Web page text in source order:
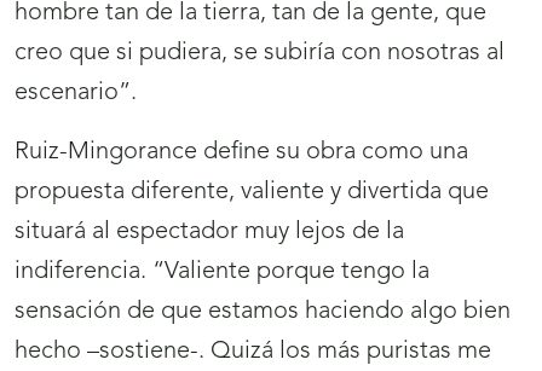
hombre tan de la tierra, tan de la gente, que
creo que si pudiera, se subiría con nosotras al
escenario”.
Ruiz-Mingorance define su obra como una
propuesta diferente, valiente y divertida que
situará al espectador muy lejos de la
indiferencia. “Valiente porque tengo la
sensación de que estamos haciendo algo bien
hecho –sostiene-. Quizá los más puristas me